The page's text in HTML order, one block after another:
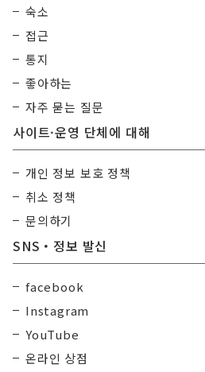
숙소
접근
통지
좋아하는
자주 묻는 질문
사이트·운영 단체에 대해
개인 정보 보호 정책
취소 정책
문의하기
SNS・정보 발신
facebook
Instagram
YouTube
온라인 상점